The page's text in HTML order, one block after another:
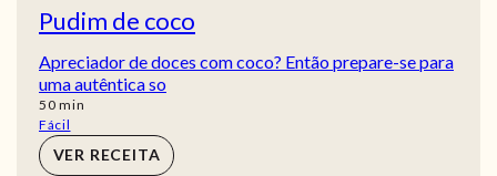
Pudim de coco
Apreciador de doces com coco? Então prepare-se para
uma autêntica so
50min
min
Fácil
VER RECEITA